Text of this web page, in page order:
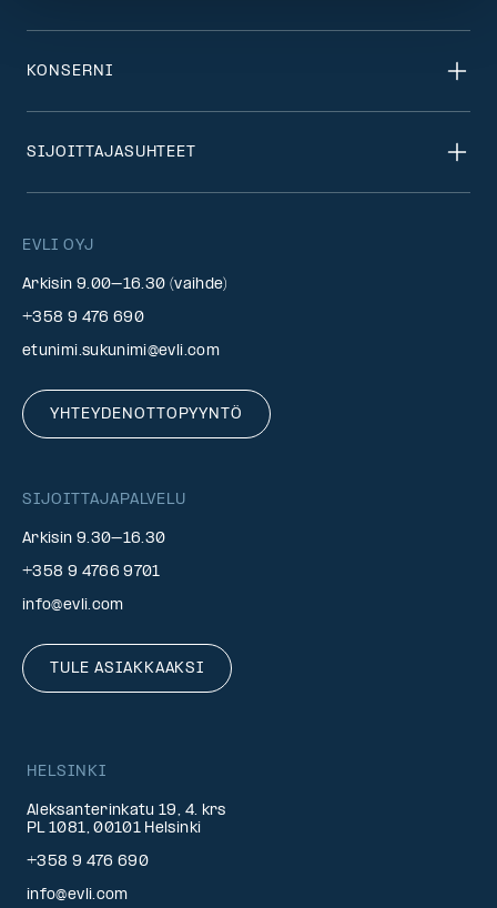
EVLI OYJ
Arkisin 9.00–16.30 (vaihde)
+358 9 476 690
etunimi.sukunimi@evli.com
YHTEYDENOTTOPYYNTÖ
SIJOITTAJAPALVELU
Arkisin 9.30–16.30
+358 9 4766 9701
info@evli.com
TULE ASIAKKAAKSI
KONSERNI
SIJOITTAJASUHTEET
HELSINKI
Aleksanterinkatu 19, 4. krs
PL 1081, 00101 Helsinki
+358 9 476 690
info@evli.com